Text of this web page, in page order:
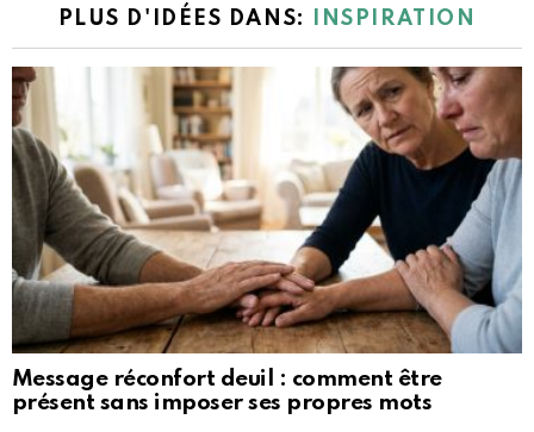
PLUS D'IDÉES DANS: INSPIRATION
Message réconfort deuil : comment être
présent sans imposer ses propres mots